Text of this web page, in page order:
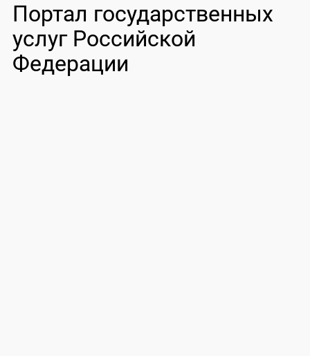
Портал государственных
услуг Российской
Федерации